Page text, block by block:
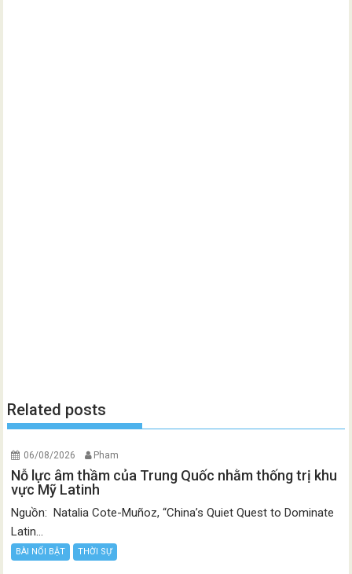
Related posts
06/08/2026 Pham
Nỗ lực âm thầm của Trung Quốc nhằm thống trị khu
vực Mỹ Latinh
Nguồn: Natalia Cote-Muñoz, “China’s Quiet Quest to Dominate
Latin...
BÀI NỔI BẬT THỜI SỰ